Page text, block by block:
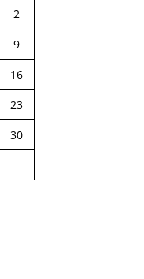
2
9
16
23
30